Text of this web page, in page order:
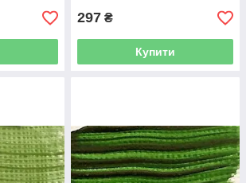
297 ₴
Купити